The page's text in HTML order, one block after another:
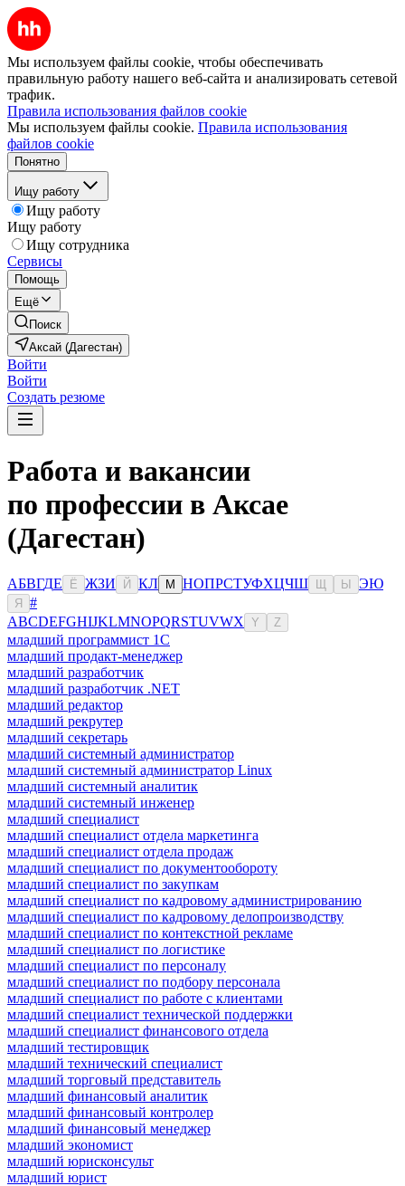
Мы используем файлы cookie, чтобы обеспечивать
правильную работу нашего веб-сайта и анализировать сетевой
трафик.
Правила использования файлов cookie
Мы используем файлы cookie. Правила использования
файлов cookie
Понятно
Ищу работу
Ищу работу
Ищу работу
Ищу сотрудника
Сервисы
Помощь
Ещё
Поиск
Аксай (Дагестан)
Войти
Войти
Создать резюме
Работа и вакансии
по профессии в Аксае
(Дагестан)
АБВГДЕ Ё ЖЗИ Й КЛ М НОПРСТУФХЦЧШ Ы ЭЮ
Я
#
ABCDEFGHIJKLMNOPQRSTUVWX Y Z
младший программист 1С
младший продакт-менеджер
младший разработчик
младший разработчик .NET
младший редактор
младший рекрутер
младший секретарь
младший системный администратор
младший системный администратор Linux
младший системный аналитик
младший системный инженер
младший специалист
младший специалист отдела маркетинга
младший специалист отдела продаж
младший специалист по документообороту
младший специалист по закупкам
младший специалист по кадровому администрированию
младший специалист по кадровому делопроизводству
младший специалист по контекстной рекламе
младший специалист по логистике
младший специалист по персоналу
младший специалист по подбору персонала
младший специалист по работе с клиентами
младший специалист технической поддержки
младший специалист финансового отдела
младший тестировщик
младший технический специалист
младший торговый представитель
младший финансовый аналитик
младший финансовый контролер
младший финансовый менеджер
младший экономист
младший юрисконсульт
младший юрист